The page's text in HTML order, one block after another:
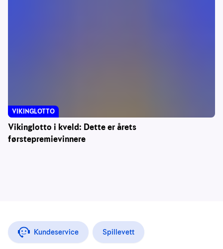
Vikinglotto i kveld: Dette er årets
førstepremievinnere
VIKINGLOTTO
Kundeservice Spillevett